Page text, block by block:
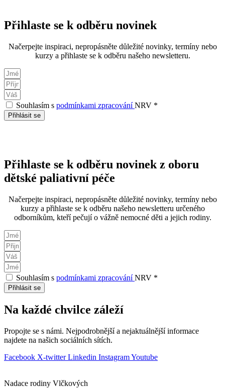
Přihlaste se k odběru novinek
Načerpejte inspiraci, nepropásněte důležité novinky, termíny nebo
kurzy a přihlaste se k odběru našeho newsletteru.
Souhlasím s podmínkami zpracováníNRV *
Přihlásit se
Přihlaste se k odběru novinek z oboru
dětské paliativní péče
Načerpejte inspiraci, nepropásněte důležité novinky, termíny nebo
kurzy a přihlaste se k odběru našeho newsletteru určeného
odborníkům, kteří pečují o vážně nemocné děti a jejich rodiny.
Souhlasím s podmínkami zpracováníNRV *
Přihlásit se
Na každé chvilce záleží
Propojte se s námi. Nejpodrobnější a nejaktuálnější informace
najdete na našich sociálních sítích.
Facebook X-twitter Linkedin InstagramYoutube
Nadace rodiny Vlčkových